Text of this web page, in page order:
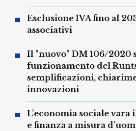
Esclusione IVA fino al
associativi
Il "nuovo" DM 106/2020
funzionamento del
semplificazioni,
innovazioni
L’economia sociale vara
e finanza a misura